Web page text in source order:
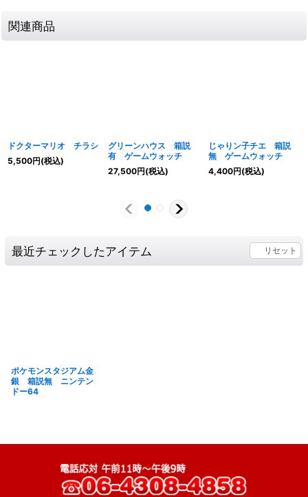
関連商品
ドクターマリオ チラシ
5,500円(税込)
グリーンハウス 箱説
有 ゲームウォッチ
27,500円(税込)
じゃりン子チエ 箱説
無 ゲームウォッチ
4,400円(税込)
最近チェックしたアイテム リセット
ポケモンスタジアム金
銀 箱説無 ニンテン
ドー64